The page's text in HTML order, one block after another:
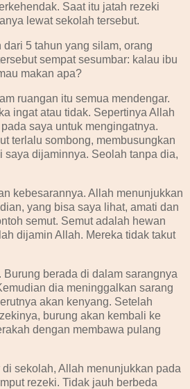
Saat itu jatah rezeki
lewat sekolah tersebut.
5 tahun yang silam, orang
sempat sesumbar: kalau ibu
makan apa?
ruangan itu semua mendengar.
ingat atau tidak. Sepertinya Allah
saya untuk mengingatnya.
terlalu sombong, membusungkan
saya dijaminnya. Seolah tanpa dia,
kebesarannya. Allah menunjukkan
yang bisa saya lihat, amati dan
semut. Semut adalah hewan
dijamin Allah. Mereka tidak takut
berada di dalam sarangnya
dia meninggalkan sarang
akan kenyang. Setelah
burung akan kembali ke
dengan membawa pulang
sekolah, Allah menunjukkan pada
rezeki. Tidak jauh berbeda